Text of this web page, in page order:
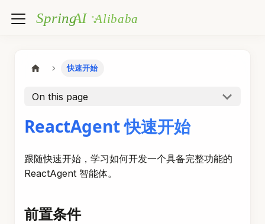
快速开始
On this page
ReactAgent 快速开始
跟随快速开始，学习如何开发一个具备完整功能的
ReactAgent 智能体。
前置条件